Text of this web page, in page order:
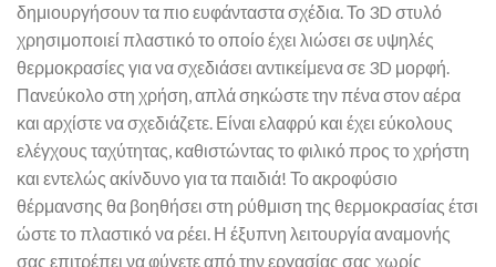
δημιουργήσουν τα πιο ευφάνταστα σχέδια. Το 3D στυλό
χρησιμοποιεί πλαστικό το οποίο έχει λιώσει σε υψηλές
θερμοκρασίες για να σχεδιάσει αντικείμενα σε 3D μορφή.
Πανεύκολο στη χρήση, απλά σηκώστε την πένα στον αέρα
και αρχίστε να σχεδιάζετε. Είναι ελαφρύ και έχει εύκολους
ελέγχους ταχύτητας, καθιστώντας το φιλικό προς το χρήστη
και εντελώς ακίνδυνο για τα παιδιά! Το ακροφύσιο
θέρμανσης θα βοηθήσει στη ρύθμιση της θερμοκρασίας έτσι
ώστε το πλαστικό να ρέει. Η έξυπνη λειτουργία αναμονής
σας επιτρέπει να φύγετε από την εργασίας σας χωρίς